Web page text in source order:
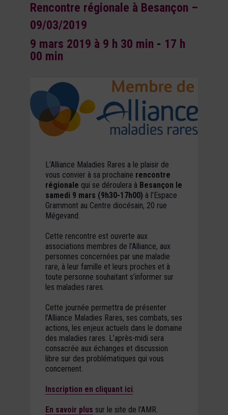
Rencontre régionale à Besançon –
09/03/2019
9 mars 2019 à 9 h 30 min - 17 h
00 min
L’Alliance Maladies Rares a le plaisir de
vous convier à sa prochaine rencontre
régionale qui se déroulera à Besançon le
samedi 9 mars (9h30-17h00) à l’Espace
Grammont au Centre diocésain, 20 rue
Mégevand.
Cette rencontre est ouverte aux
associations membres de l’Alliance, aux
personnes concernées par une maladie
rare, à leur famille et leurs proches et à
toute personne souhaitant s’informer sur
les maladies rares.
Cette journée permettra de présenter
l’Alliance Maladies Rares, ses combats, ses
actions, les enjeux actuels dans le domaine
des maladies rares. L’après-midi sera
consacrée aux échanges et discussion
libre sur des problématiques qui vous
concernent.
Inscription en cliquant ici
En savoir plus sur le site de l’AMR.